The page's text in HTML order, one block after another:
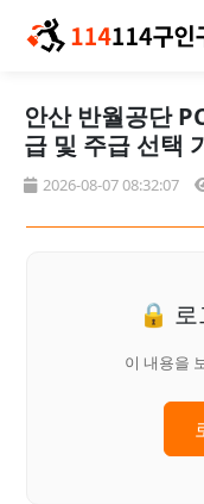
안산 반월공단
급 및 주급 선택
2026-08-07 08:32:07
🔒
이 내용을